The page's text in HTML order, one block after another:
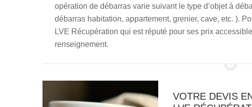
opération de débarras varie suivant le type d’objet à
débarras habitation, appartement, grenier, cave, etc. ).
LVE Récupération qui est réputé pour ses prix
renseignement.
VOTRE DEVIS